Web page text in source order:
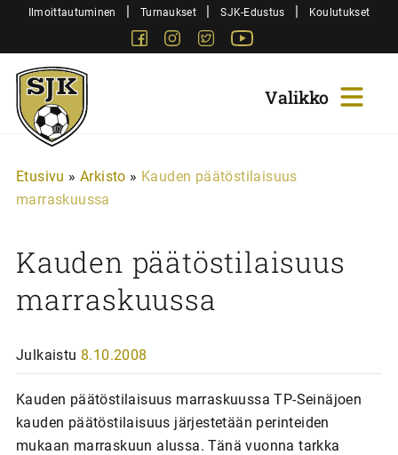
SiirryIlmoittautuminen | Turnaukset | SJK-Edustus | Koulutukset
FacebookInstagram
Twitter
Sjk-
Juniorit
Etusivu » Arkisto » Kauden päätöstilaisuus
marraskuussa
Kauden päätöstilaisuus
marraskuussa
Julkaistu 8.10.2008
Kauden päätöstilaisuus marraskuussa TP-Seinäjoen
kauden päätöstilaisuus järjestetään perinteiden
mukaan marraskuun alussa. Tänä vuonna tarkka